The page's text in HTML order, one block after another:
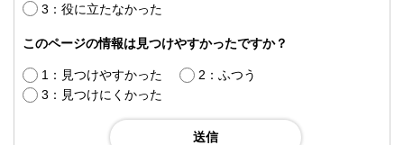
3：役に立たなかった
このページの情報は見つけやすかったですか？
1：見つけやすかった
2：ふつう
3：見つけにくかった